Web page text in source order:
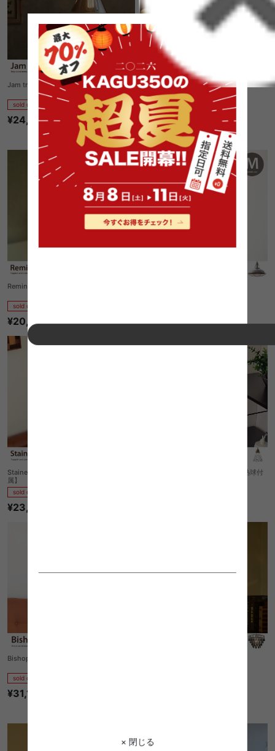
× 閉じる
Jam trans Pendant Light
sold out
¥24,390
Stained glass-pendant Break
sold out
¥24,230
Remington Pendant Light
sold out
¥20,980 ¥23,130
Stained glass pendant Helm【白熱球付
属】
sold out
¥23,130
Stained glass pendant Dots【白熱球付
Bishop-pendant(L)(白熱球付属)
sold out
¥31,100